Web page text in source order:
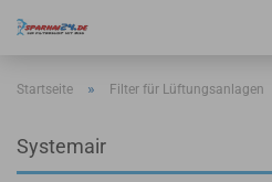
Startseite » Filter für Lüftungsanlagen
Systemair